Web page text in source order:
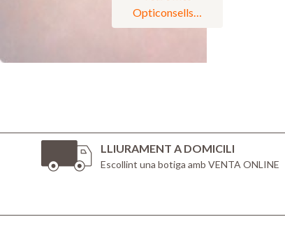
Opticonsells…
LLIURAMENT A DOMICILI
Escollint una botiga amb VENTA ONLINE